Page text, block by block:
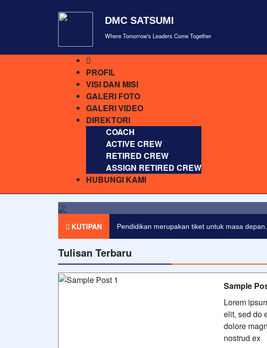
DMC SATSUMI
Where Tomorrow's Leaders Come Together
PROFIL
VISI DAN MISI
GALERI FOTO
GALERI VIDEO
DIREKTORI
COACH
ACTIVE CREW
RETIRED CREW
ASSIGN RETIRED CREW
HUBUNGI KAMILorem ipsum dolor sit amet, consectetur
KUTIPAN Pendidikan merupakan tiket untuk masa
Agama tanpa ilmu pengetahuan adalah buta.
Tulisan Terbaru
Sample
Lorem
elit, sed do
dolore
nostrud ex